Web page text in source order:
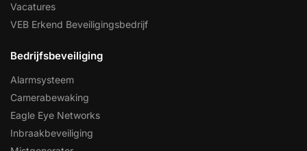
Vacatures
VEB Erkend Beveiligingsbedrijf
Bedrijfsbeveiliging
Alarmsysteem
Camerabewaking
Eagle Eye Networks
Inbraakbeveiliging